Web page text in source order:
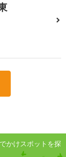
かけスポットを探